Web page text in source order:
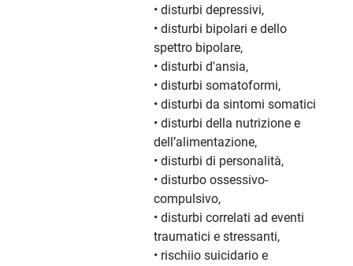
• disturbi depressivi,
• disturbi bipolari e dello
spettro bipolare,
• disturbi d'ansia,
• disturbi somatoformi,
• disturbi da sintomi somatici
• disturbi della nutrizione e
dell’alimentazione,
• disturbi di personalità,
• disturbo ossessivo-
compulsivo,
• disturbi correlati ad eventi
traumatici e stressanti,
• rischiio suicidario e